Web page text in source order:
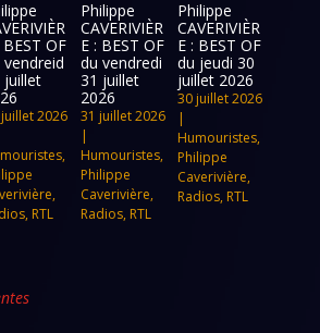
BEST OF
vendreid
juillet
2026
,
,
, RTL
Philippe
CAVERIVIÈR
E : BEST OF
du vendredi
31 juillet
2026
31 juillet 2026
|
Humouristes,
Philippe
Caverivière,
Radios, RTL
Philippe
CAVERIVIÈR
E : BEST OF
du jeudi 30
juillet 2026
30 juillet 2026
|
Humouristes,
Philippe
Caverivière,
Radios, RTL